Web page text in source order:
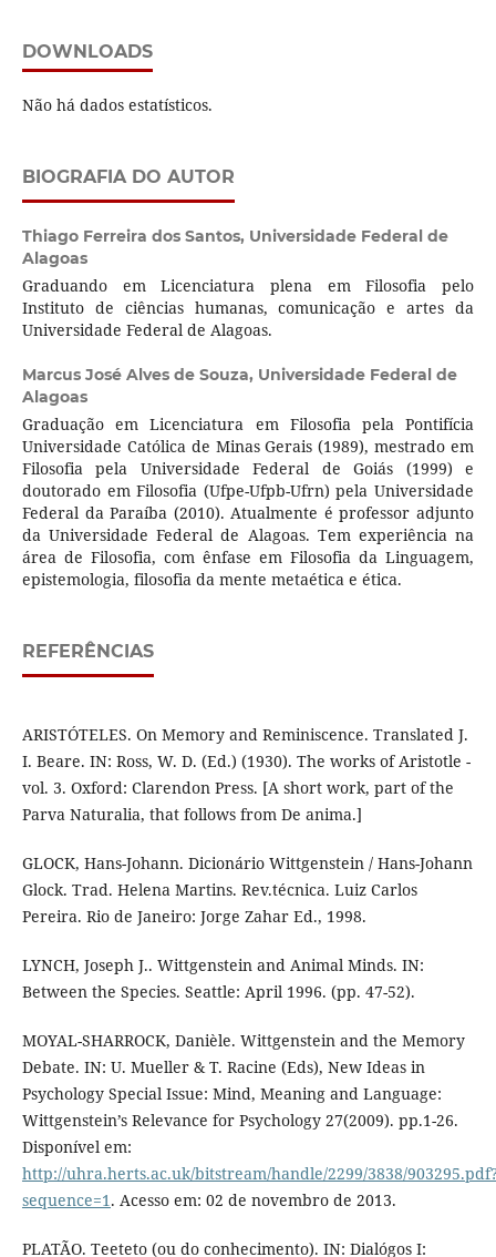
DOWNLOADS
Não há dados estatísticos.
BIOGRAFIA DO AUTOR
Thiago Ferreira dos Santos, Universidade Federal de
Alagoas
Graduando em Licenciatura plena em Filosofia pelo
Instituto de ciências humanas, comunicação e artes da
Universidade Federal de Alagoas.
Marcus José Alves de Souza, Universidade Federal de
Alagoas
Graduação em Licenciatura em Filosofia pela Pontifícia
Universidade Católica de Minas Gerais (1989), mestrado em
Filosofia pela Universidade Federal de Goiás (1999) e
doutorado em Filosofia (Ufpe-Ufpb-Ufrn) pela Universidade
Federal da Paraíba (2010). Atualmente é professor adjunto
da Universidade Federal de Alagoas. Tem experiência na
área de Filosofia, com ênfase em Filosofia da Linguagem,
epistemologia, filosofia da mente metaética e ética.
REFERÊNCIAS
ARISTÓTELES. On Memory and Reminiscence. Translated J.
I. Beare. IN: Ross, W. D. (Ed.) (1930). The works of Aristotle -
vol. 3. Oxford: Clarendon Press. [A short work, part of the
Parva Naturalia, that follows from De anima.]
GLOCK, Hans-Johann. Dicionário Wittgenstein / Hans-Johann
Glock. Trad. Helena Martins. Rev.técnica. Luiz Carlos
Pereira. Rio de Janeiro: Jorge Zahar Ed., 1998.
LYNCH, Joseph J.. Wittgenstein and Animal Minds. IN:
Between the Species. Seattle: April 1996. (pp. 47-52).
MOYAL-SHARROCK, Danièle. Wittgenstein and the Memory
Debate. IN: U. Mueller & T. Racine (Eds), New Ideas in
Psychology Special Issue: Mind, Meaning and Language:
Wittgenstein’s Relevance for Psychology 27(2009). pp.1-26.
Disponível em:
http://uhra.herts.ac.uk/bitstream/handle/2299/3838/
sequence=1. Acesso em: 02 de novembro de 2013.
PLATÃO. Teeteto (ou do conhecimento). IN: Dialógos I: